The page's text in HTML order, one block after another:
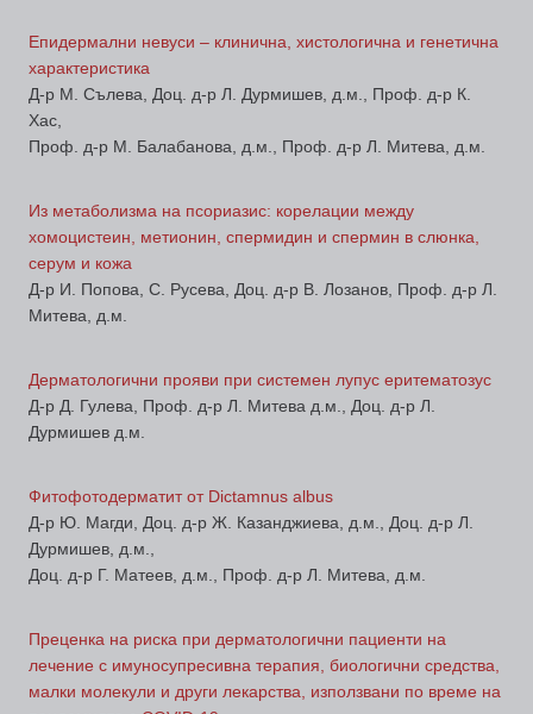
Епидермални невуси – клинична, хистологична и генетична
характеристика
Д-р М. Сълева, Доц. д-р Л. Дурмишев, д.м., Проф. д-р К.
Хас,
Проф. д-р М. Балабанова, д.м., Проф. д-р Л. Митева, д.м.
Из метаболизма на псориазис: корелации между
хомоцистеин, метионин, спермидин и спермин в слюнка,
серум и кожа
Д-р И. Попова, С. Русева, Доц. д-р В. Лозанов, Проф. д-р Л.
Митева, д.м.
Дерматологични прояви при системен лупус еритематозус
Д-р Д. Гулева, Проф. д-р Л. Митева д.м., Доц. д-р Л.
Дурмишев д.м.
Фитофотодерматит от Dictamnus albus
Д-р Ю. Магди, Доц. д-р Ж. Казанджиева, д.м., Доц. д-р Л.
Дурмишев, д.м.,
Доц. д-р Г. Матеев, д.м., Проф. д-р Л. Митева, д.м.
Преценка на риска при дерматологични пациенти на
лечение с имуносупресивна терапия, биологични средства,
малки молекули и други лекарства, използвани по време на